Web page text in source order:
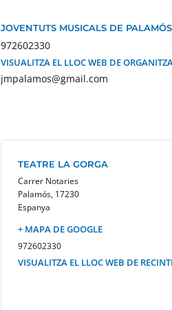
JOVENTUTS MUSICALS DE
972602330
VISUALITZA EL LLOC WEB DE
jmpalamos@gmail.com
TEATRE LA GORGA
Carrer Notaries
Palamós, 17230
Espanya
+ MAPA DE GOOGLE
972602330
VISUALITZA EL LLOC WEB DE